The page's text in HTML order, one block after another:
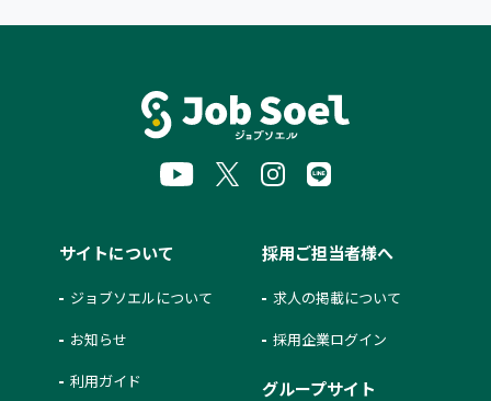
サイトについて
ジョブソエルについて
お知らせ
利用ガイド
採用ご担当者様へ
求人の掲載について
採用企業ログイン
グループサイト